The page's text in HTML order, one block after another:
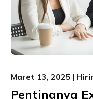
Maret 13, 2025 |
Pentingnya